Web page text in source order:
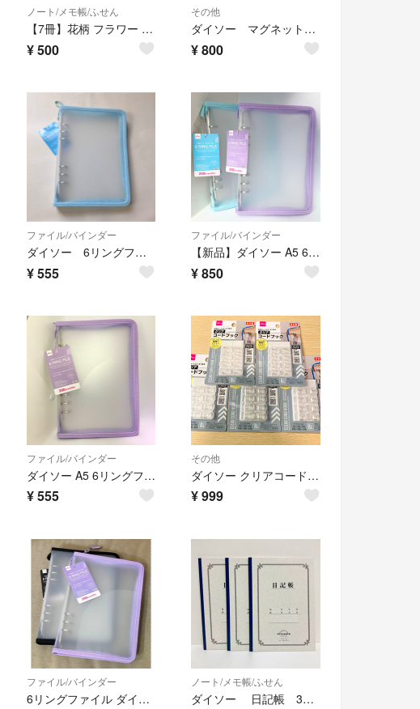
ノート/メモ帳/ふせん
【7冊】花柄 フラワー ピンク ノート セット
¥500
その他
ダイソー マグネットキット 4つセット
¥800
ファイル/バインダー
ダイソー 6リングファイル A5 （ジッパー付、ブルー）
¥555
ファイル/バインダー
【新品】ダイソー A5 6リングファイル パープル＆水色 2個セット
¥850
ファイル/バインダー
ダイソー A5 6リングファイル パープル 紫 バインダー 収納 推し活
¥555
その他
ダイソー クリアコードフック 5点セット
¥999
ファイル/バインダー
6リングファイル ダイソー パープル ブラック セット
ノート/メモ帳/ふせん
ダイソー 日記帳 3冊セット B5サイズ 30ページ